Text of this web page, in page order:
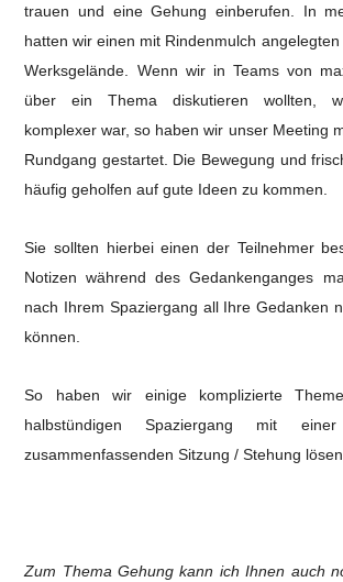
trauen und eine Gehung einberufen. In
hatten wir einen mit Rindenmulch
Werksgelände. Wenn wir in Teams von
über ein Thema diskutieren wollten,
komplexer war, so haben wir unser Meeting
Rundgang gestartet. Die Bewegung und
häufig geholfen auf gute Ideen zu kommen.
Sie sollten hierbei einen der Teilnehmer
Notizen während des Gedankenganges
nach Ihrem Spaziergang all Ihre Gedanken
können.
So haben wir einige komplizierte
halbstündigen Spaziergang mit
zusammenfassenden Sitzung / Stehung lösen
Zum Thema Gehung kann ich Ihnen auch